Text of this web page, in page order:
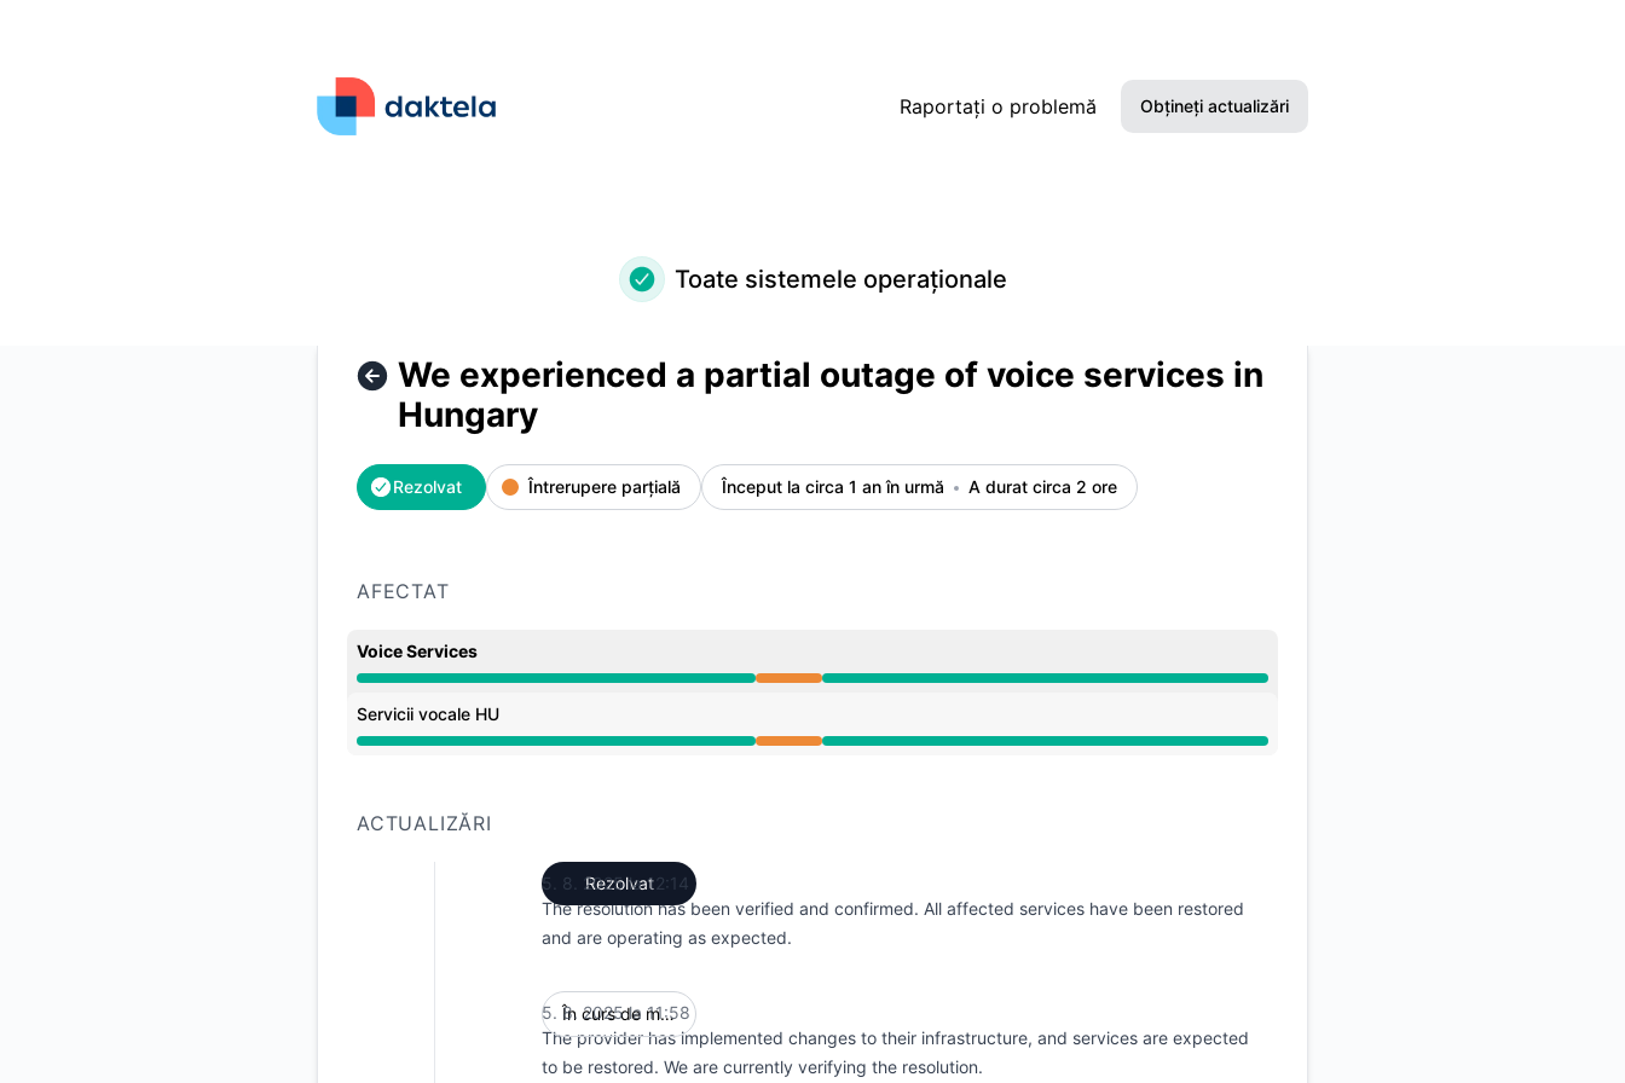
Raportați o problemă Obțineți actualizări
Google Chat
Toate sistemele operaționale
We experienced a partial outage of voice services in
Hungary
Rezolvat Întrerupere parțială Început la circa 1 an în urmă A durat circa 2 ore
AFECTAT
Voice Services
Întrerupere parțială din 10:30 AM către 12:14 PM
Servicii vocale HU
Întrerupere parțială din 10:30 AM către 12:14 PM
ACTUALIZĂRI
Rezolvat
5. 8. 2025 la 12:14
The resolution has been verified and confirmed. All affected services have been restored
and are operating as expected.
În curs de monitorizare
5. 8. 2025 la 11:58
The provider has implemented changes to their infrastructure, and services are expected
to be restored. We are currently verifying the resolution.